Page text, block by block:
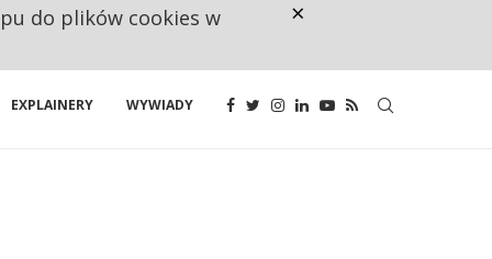
EXPLAINERY WYWIADY
do plików cookies w ×